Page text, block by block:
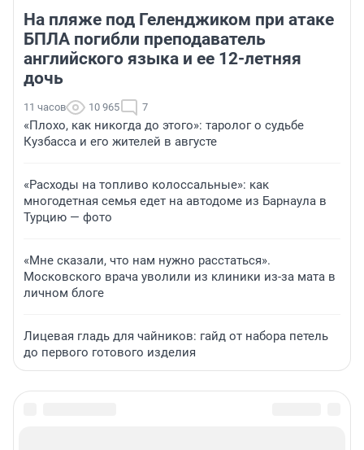
На пляже под Геленджиком при атаке
БПЛА погибли преподаватель
английского языка и ее 12-летняя
дочь
11 часов 10 965 7
«Плохо, как никогда до этого»: таролог о судьбе
Кузбасса и его жителей в августе
«Расходы на топливо колоссальные»: как
многодетная семья едет на автодоме из Барнаула в
Турцию — фото
«Мне сказали, что нам нужно расстаться».
Московского врача уволили из клиники из-за мата в
личном блоге
Лицевая гладь для чайников: гайд от набора петель
до первого готового изделия